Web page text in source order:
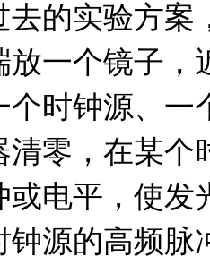
去的实验方案
放一个镜子
个时钟源、一
清零，在某个
或电平，使发
钟源的高频脉